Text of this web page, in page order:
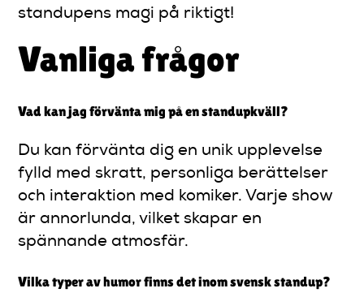
standupens magi på riktigt!
Vanliga frågor
Vad kan jag förvänta mig på en standupkväll?
Du kan förvänta dig en unik upplevelse
fylld med skratt, personliga berättelser
och interaktion med komiker. Varje show
är annorlunda, vilket skapar en
spännande atmosfär.
Vilka typer av humor finns det inom svensk standup?